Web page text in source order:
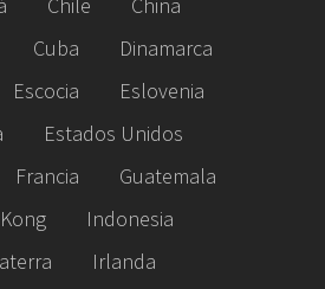
Cuba
Dinamarca
Escocia
Eslovenia
Estados Unidos
Francia
Guatemala
Indonesia
Irlanda